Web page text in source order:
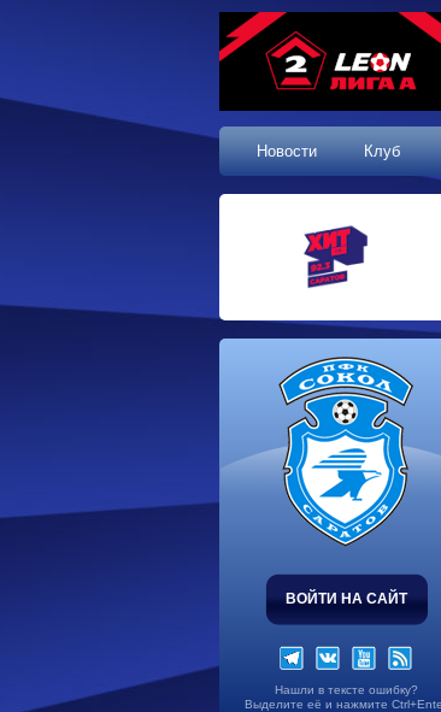
Новости Клуб
ВОЙТИ НА САЙТ
Нашли в тексте ошибку?
Выделите её и нажмите